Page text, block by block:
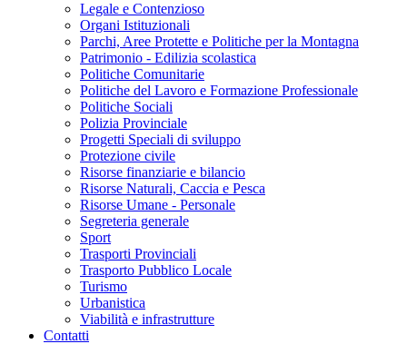
Legale e Contenzioso
Organi Istituzionali
Parchi, Aree Protette e Politiche per la Montagna
Patrimonio - Edilizia scolastica
Politiche Comunitarie
Politiche del Lavoro e Formazione Professionale
Politiche Sociali
Polizia Provinciale
Progetti Speciali di sviluppo
Protezione civile
Risorse finanziarie e bilancio
Risorse Naturali, Caccia e Pesca
Risorse Umane - Personale
Segreteria generale
Sport
Trasporti Provinciali
Trasporto Pubblico Locale
Turismo
Urbanistica
Viabilità e infrastrutture
Contatti